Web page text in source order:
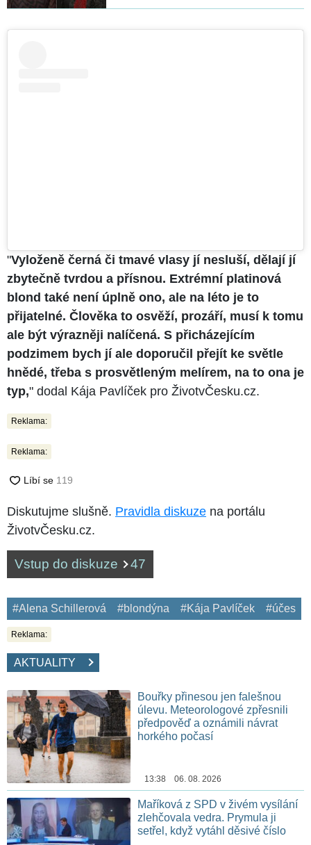
"Vyloženě černá či tmavé vlasy jí nesluší, dělají jí
zbytečně tvrdou a přísnou. Extrémní platinová
blond také není úplně ono, ale na léto je to
přijatelné. Člověka to osvěží, prozáří, musí k tomu
ale být výrazněji nalíčená. S přicházejícím
podzimem bych jí ale doporučil přejít ke světle
hnědé, třeba s prosvětleným melírem, na to ona je
typ," dodal Kája Pavlíček pro ŽivotvČesku.cz.
Reklama:
Reklama:
Diskutujme slušně. Pravidla diskuze na portálu
ŽivotvČesku.cz.
Vstup do diskuze 47
#Alena Schillerová #blondýna #Kája Pavlíček #účes
Reklama:
AKTUALITY
Bouřky přinesou jen falešnou
úlevu. Meteorologové zpřesnili
předpověď a oznámili návrat
horkého počasí
13:38 06. 08. 2026
Maříková z SPD v živém vysílání
zlehčovala vedra. Prymula ji
setřel, když vytáhl děsivé číslo